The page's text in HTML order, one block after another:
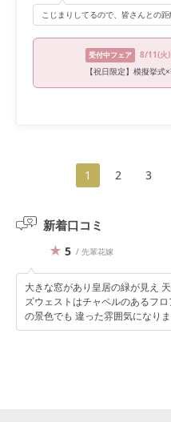
受付中フェア 8/11(火)
1 2 3
新着口コミ
5 / 先輩花嫁
大きな窓があり皇居の緑が見え
ズウェストはチャペルのあるフ
の景色でも 違った雰囲気になりま